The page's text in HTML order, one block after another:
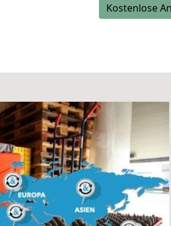
Kostenlose